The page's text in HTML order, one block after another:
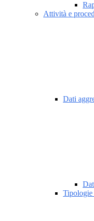
Attività e
Dati
Tipologie